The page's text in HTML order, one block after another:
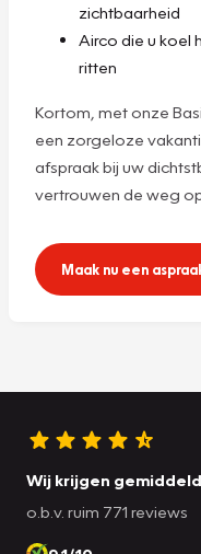
zichtbaarheid
Airco die u koel
ritten
Kortom, met onze
een zorgeloze
afspraak bij uw
vertrouwen de weg
Maak nu een
Wij krijgen gemiddeld
o.b.v. ruim 771 reviews